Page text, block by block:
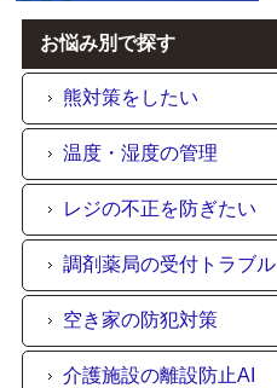
お悩み別で探す
熊対策をしたい
温度・湿度の管理
レジの不正を防ぎたい
調剤薬局の受付トラブル
空き家の防犯対策
介護施設の離設防止AI